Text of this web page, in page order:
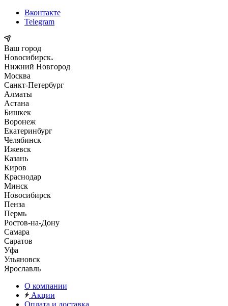
Вконтакте
Telegram
Ваш город
Новосибирск
Нижний Новгород
Москва
Санкт-Петербург
Алматы
Астана
Бишкек
Воронеж
Екатеринбург
Челябинск
Ижевск
Казань
Киров
Краснодар
Минск
Новосибирск
Пенза
Пермь
Ростов-на-Дону
Самара
Саратов
Уфа
Ульяновск
Ярославль
О компании
Акции
Оплата и доставка